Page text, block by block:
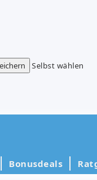
Selbst wählen
Bonusdeals